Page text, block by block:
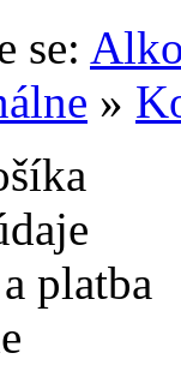
se:
»
platba